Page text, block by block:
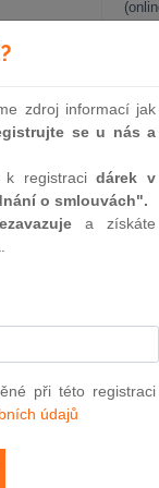
využití
v P.,
se sídlem
soudu
soudu v
soudu k
zdroj informací jak
se u nás a
k registracidárek v
o smlouvách".
a získáte
při této registraci
údajů